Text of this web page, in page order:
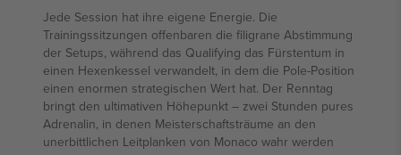
Jede Session hat ihre eigene Energie. Die
Trainingssitzungen offenbaren die filigrane Abstimmung
der Setups, während das Qualifying das Fürstentum in
einen Hexenkessel verwandelt, in dem die Pole-Position
einen enormen strategischen Wert hat. Der Renntag
bringt den ultimativen Höhepunkt – zwei Stunden pures
Adrenalin, in denen Meisterschaftsträume an den
unerbittlichen Leitplanken von Monaco wahr werden